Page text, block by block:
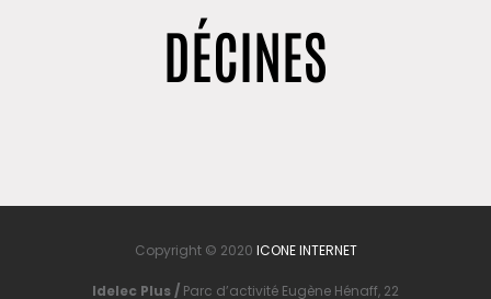
DÉCINES
Copyright © 2020 ICONE INTERNET
Idelec Plus / Parc d’activité Eugène Hénaff, 22